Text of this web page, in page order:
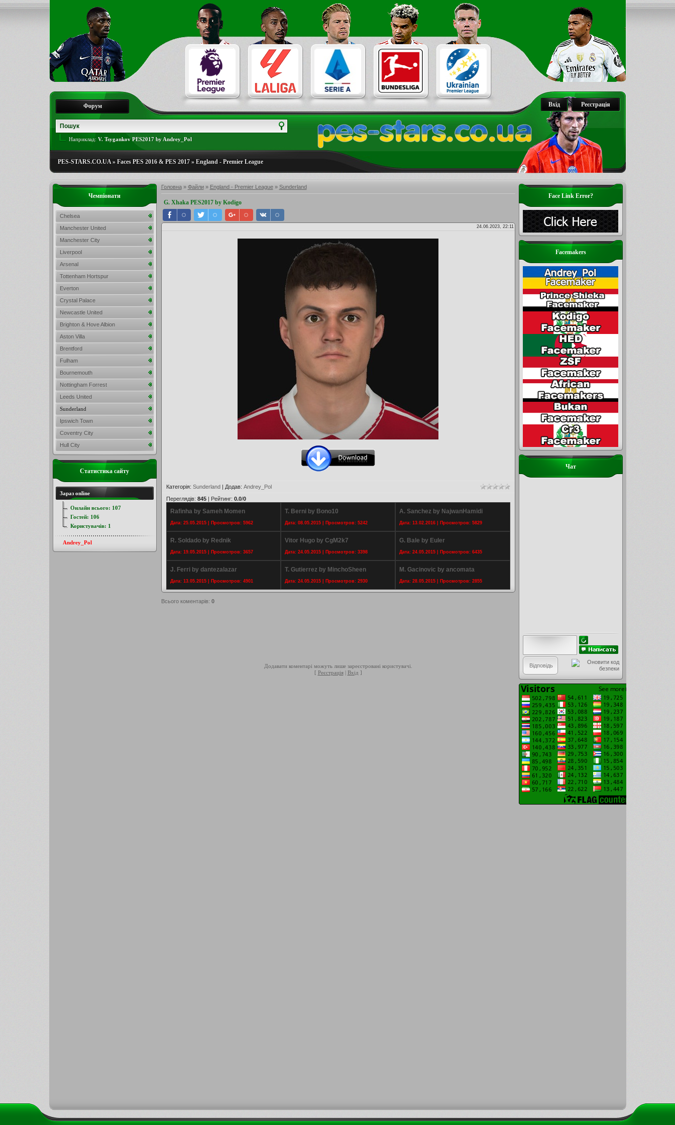
Реєстрація
Вхід
Форум
Наприклад: V. Tsygankov PES2017 by Andrey_Pol
PES-STARS.CO.UA» Faces PES 2016 & PES 2017» England - Premier League
Головна» Файли» England - Premier League» Sunderland
G. Xhaka PES2017 by Kodigo
24.06.2023, 22:11
Категорія: Sunderland| Додав: Andrey_Pol
Переглядів: 845| Рейтинг: 0.0/0
Rafinha by Sameh Momen
Дата: 25.05.2015 | Просмотров: 5962
T. Berni by Bono10
Дата: 08.05.2015 | Просмотров: 5242
A. Sanchez by NajwanHamidi
Дата: 13.02.2016 | Просмотров: 5829
R. Soldado by Rednik
Дата: 19.05.2015 | Просмотров: 3657
Vitor Hugo by CgM2k7
Дата: 24.05.2015 | Просмотров: 3398
G. Bale by Euler
Дата: 24.05.2015 | Просмотров: 6435
J. Ferri by dantezalazar
Дата: 13.05.2015 | Просмотров: 4901
T. Gutierrez by MinchoSheen
Дата: 24.05.2015 | Просмотров: 2930
M. Gacinovic by ancomata
Дата: 28.05.2015 | Просмотров: 2855
Всього коментарів: 0
Додавати коментарі можуть лише зареєстровані користувачі.
[ Реєстрація| Вхід ]
Face Link Error?
Facemakers
Чат
Чемпіонати
Chelsea
Manchester United
Manchester City
Liverpool
Arsenal
Tottenham Hortspur
Everton
Crystal Palace
Newcastle United
Brighton & Hove Albion
Aston Villa
Brentford
Fulham
Bournemouth
Nottingham Forrest
Leeds United
Sunderland
Ipswich Town
Coventry City
Hull City
Статистика сайту
Зараз online
Онлайн всього: 107
Гостей: 106
Користувачів: 1
Andrey_Pol